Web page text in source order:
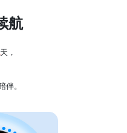
航
天，
伴。